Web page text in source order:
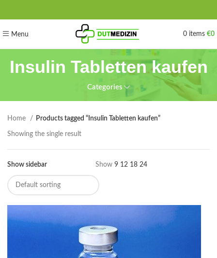
Menu 0 items €0
Insulin Tabletten kaufen
Categories
Home Products tagged “Insulin Tabletten kaufen”
Showing the single result
Show sidebar Show 9 12 18 24